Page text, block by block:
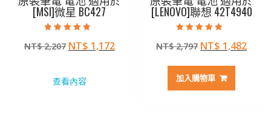
[MSI]微星 BC427
5.00
滿分 5
NT$2,207 原
格：
NT$ 1,172目
查看內容
[LENOVO]聯想 42T4940
4.50
滿分 5
NT$2,797 原
價
格：
NT$ 1,482目
加入購物車